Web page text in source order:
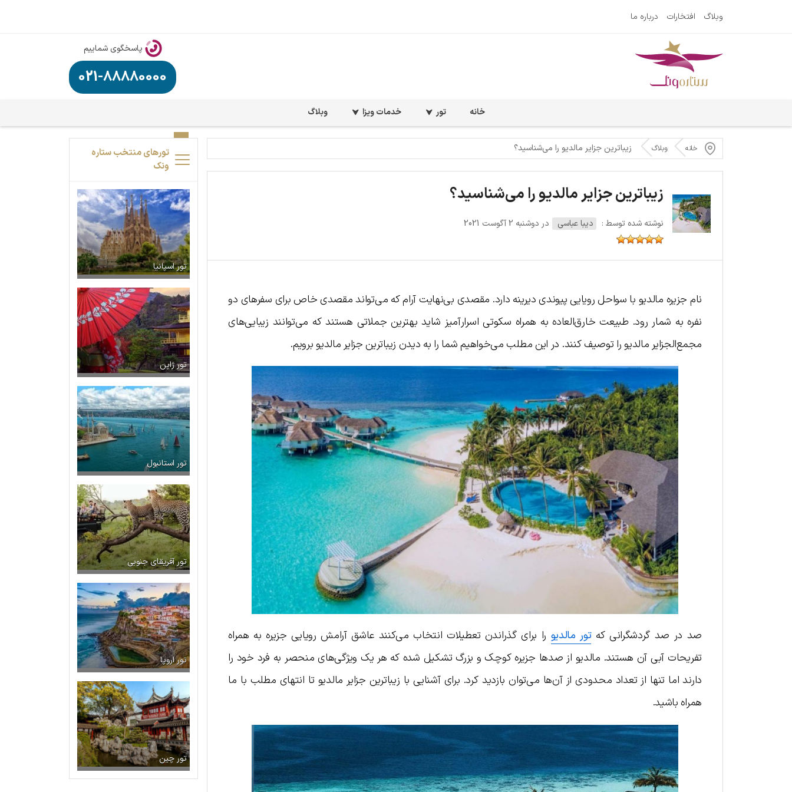
وبلاگ افتخارات درباره ما
پاسخگوی شماییم
021-88880000
خانه تور خدمات ویزا وبلاگ
خانه وبلاگ زیباترین جزایر مالدیو را می‌شناسید؟
زیباترین جزایر مالدیو را می‌شناسید؟
نوشته شده توسط : دیبا عباسی در دوشنبه 2 آگوست 2021
نام جزیره مالدیو با سواحل رویایی پیوندی دیرینه دارد. مقصدی بی‌نهایت آرام که می‌تواند مقصدی خاص برای سفرهای دو
نفره به شمار رود. طبیعت خارق‌العاده به همراه سکوتی اسرارآمیز شاید بهترین جملاتی هستند که می‌توانند زیبایی‌های
مجمع‌الجزایر مالدیو را توصیف کنند. در این مطلب می‌خواهیم شما را به دیدن زیباترین جزایر مالدیو برویم.
صد در صد گردشگرانی کهتور مالدیو را برای گذراندن تعطیلات انتخاب می‌کنند عاشق آرامش رویایی جزیره به همراه
تفریحات آبی آن هستند. مالدیو از صدها جزیره کوچک و بزرگ تشکیل شده که هر یک ویژگی‌های منحصر به فرد خود را
دارند اما تنها از تعداد محدودی از آن‌ها می‌توان بازدید کرد. برای آشنایی با زیباترین جزایر مالدیو تا انتهای مطلب با ما
همراه باشید.
تورهای منتخب ستاره
ونک
تور اسپانیا
تور ژاپن
تور استانبول
تور آفریقای جنوبی
تور اروپا
تور چین